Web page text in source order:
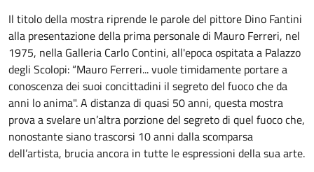
Il titolo della mostra riprende le parole del pittore Dino Fantini
alla presentazione della prima personale di Mauro Ferreri, nel
1975, nella Galleria Carlo Contini, all'epoca ospitata a Palazzo
degli Scolopi: “Mauro Ferreri... vuole timidamente portare a
conoscenza dei suoi concittadini il segreto del fuoco che da
anni lo anima". A distanza di quasi 50 anni, questa mostra
prova a svelare un’altra porzione del segreto di quel fuoco che,
nonostante siano trascorsi 10 anni dalla scomparsa
dell’artista, brucia ancora in tutte le espressioni della sua arte.